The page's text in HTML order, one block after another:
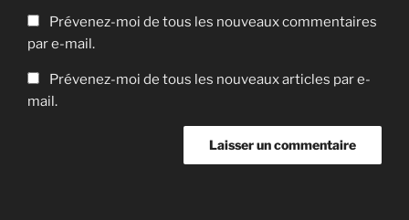
Prévenez-moi de tous les nouveaux commentaires
par e-mail.
Prévenez-moi de tous les nouveaux articles par e-
mail.